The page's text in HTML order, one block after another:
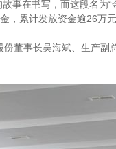
在书写，而这段名为
，累计发放资金逾26万元
董事长吴海斌、生产